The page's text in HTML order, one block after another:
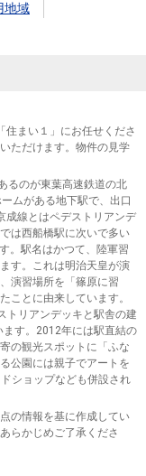
地域
住まい１」にお任せくださ
ただけます。物件の見学
るのが東葉高速鉄道の北
ムがある地下駅で、出口
成線とはペデストリアンデ
は西船橋駅に次いで多い
。駅名はかつて、陸軍習
す。これは明治天皇が演
演習場所を「篠原に習
ことに由来しています。
トリアンデッキと駅舎の建
す。2012年には駅直結の
の観光スポットに「ふな
公園には親子でアートを
ショップなども併設され
の情報を基に作成してい
らかじめご了承くださ